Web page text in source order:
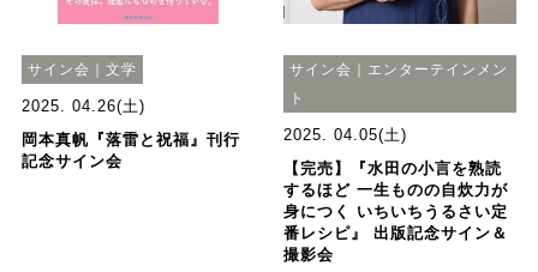
サイン会｜文学
2025. 04.26(土)
岡本真帆『落雷と祝福』刊行
記念サイン会
サイン会｜エンターテインメン
ト
2025. 04.05(土)
【完売】『水田の小言を熟読
するほど 一生ものの自炊力が
身につく いちいちうるさい定
番レシピ』 出版記念サイン＆
撮影会